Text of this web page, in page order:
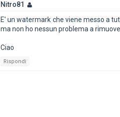
Nitro81
E' un watermark che viene messo a
ma non ho nessun problema a
Ciao
Rispondi